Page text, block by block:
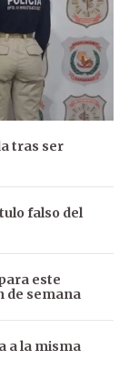
tras ser
falso del
este
de semana
a la misma